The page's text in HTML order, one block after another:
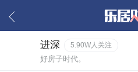
进深 5.90W人关注
好房子时代。